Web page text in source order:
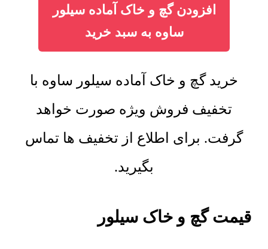
افزودن گچ و خاک آماده سیلور
ساوه به سبد خرید
خرید گچ و خاک آماده سیلور ساوه با
تخفیف فروش ویژه صورت خواهد
گرفت. برای اطلاع از تخفیف ها تماس
بگیرید.
قیمت گچ و خاک سیلور